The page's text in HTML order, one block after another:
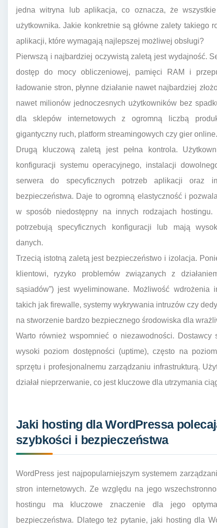
jedna witryna lub aplikacja, co oznacza, że
użytkownika. Jakie konkretnie są główne zalety takiego
aplikacji, które wymagają najlepszej możliwej obsługi?
Pierwszą i najbardziej oczywistą zaletą jest wydajność.
dostęp do mocy obliczeniowej, pamięci RAM i
ładowanie stron, płynne działanie nawet najbardziej
nawet milionów jednoczesnych użytkowników bez
dla sklepów internetowych z ogromną liczbą
gigantyczny ruch, platform streamingowych czy gier online.
Drugą kluczową zaletą jest pełna kontrola.
konfiguracji systemu operacyjnego, instalacji
serwera do specyficznych potrzeb aplikacji oraz
bezpieczeństwa. Daje to ogromną elastyczność i
w sposób niedostępny na innych rodzajach
potrzebują specyficznych konfiguracji lub mają
danych.
Trzecią istotną zaletą jest bezpieczeństwo i izolacja.
klientowi, ryzyko problemów związanych z
sąsiadów”) jest wyeliminowane. Możliwość wdrożenia
takich jak firewalle, systemy wykrywania intruzów czy
na stworzenie bardzo bezpiecznego środowiska dla
Warto również wspomnieć o niezawodności.
wysoki poziom dostępności (uptime), często na
sprzętu i profesjonalnemu zarządzaniu infrastrukturą.
działał nieprzerwanie, co jest kluczowe dla utrzymania
Jaki hosting dla WordPressa
szybkości i bezpieczeństwa
WordPress jest najpopularniejszym systemem
stron internetowych. Ze względu na jego
hostingu ma kluczowe znaczenie dla jego
bezpieczeństwa. Dlatego też pytanie, jaki hosting dla